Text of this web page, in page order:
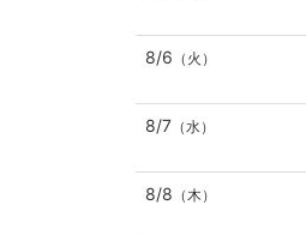
8/6 （火）
8/7（水）
8/8 （木）